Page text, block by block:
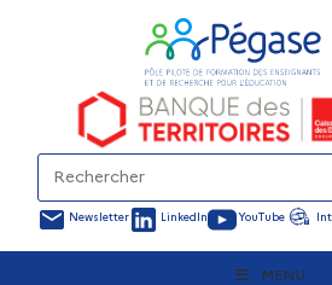
Newsletter LinkedIn YouTube
MENU